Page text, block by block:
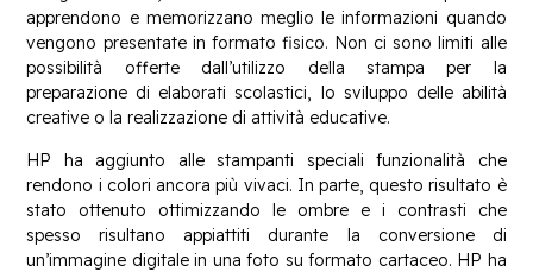
apprendono e memorizzano meglio le informazioni quando
vengono presentate in formato fisico. Non ci sono limiti alle
possibilità offerte dall’utilizzo della stampa per la
preparazione di elaborati scolastici, lo sviluppo delle abilità
creative o la realizzazione di attività educative.
HP ha aggiunto alle stampanti speciali funzionalità che
rendono i colori ancora più vivaci. In parte, questo risultato è
stato ottenuto ottimizzando le ombre e i contrasti che
spesso risultano appiattiti durante la conversione di
un’immagine digitale in una foto su formato cartaceo. HP ha